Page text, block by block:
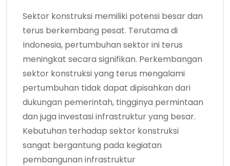
Sektor konstruksi memiliki potensi besar dan
terus berkembang pesat. Terutama di
Indonesia, pertumbuhan sektor ini terus
meningkat secara signifikan. Perkembangan
sektor konstruksi yang terus mengalami
pertumbuhan tidak dapat dipisahkan dari
dukungan pemerintah, tingginya permintaan
dan juga investasi infrastruktur yang besar.
Kebutuhan terhadap sektor konstruksi
sangat bergantung pada kegiatan
pembangunan infrastruktur